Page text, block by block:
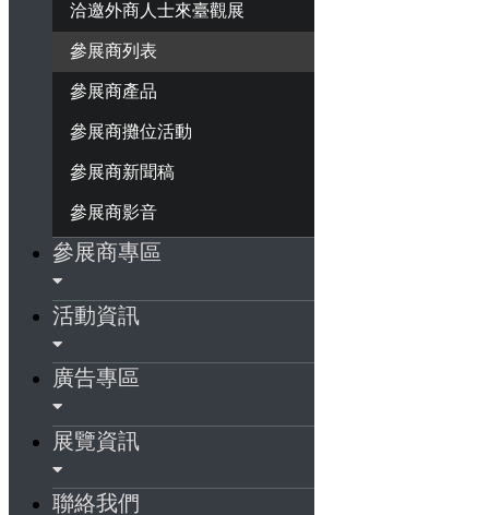
洽邀外商人士來臺觀展
參展商列表
參展商產品
參展商攤位活動
參展商新聞稿
參展商影音
參展商專區
活動資訊
廣告專區
展覽資訊
聯絡我們